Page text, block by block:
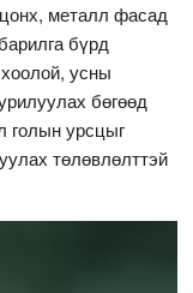
металл фасад
бүрд
усны
бөгөөд
голын урсцыг
төлөвлөлттэй